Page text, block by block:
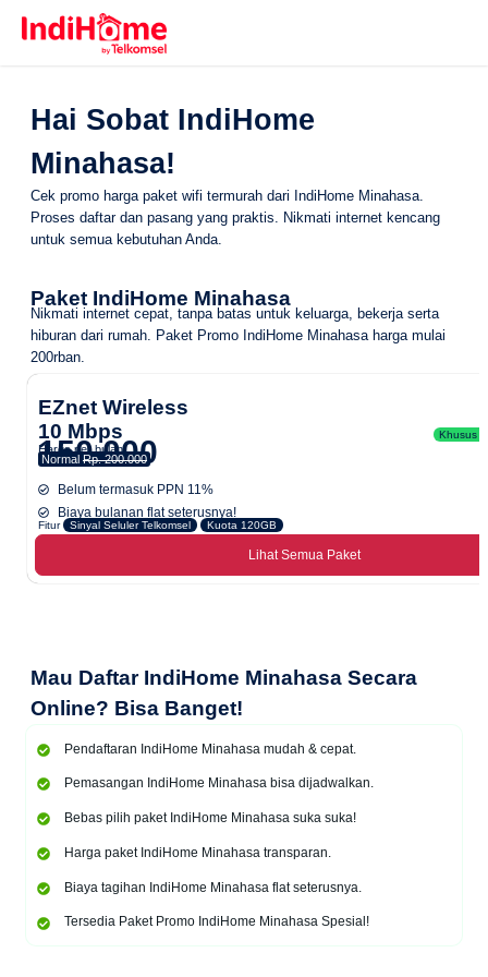
Hai Sobat IndiHome
Minahasa!
Cek promo harga paket wifi termurah dari IndiHome Minahasa.
Proses daftar dan pasang yang praktis. Nikmati internet kencang
untuk semua kebutuhan Anda.
Paket IndiHome Minahasa
Nikmati internet cepat, tanpa batas untuk keluarga, bekerja serta
hiburan dari rumah. Paket Promo IndiHome Minahasaharga mulai
200rban.
EZnet Wireless
10 Mbps
Harga per bulan
150.000
Normal Rp. 200.000
Khusus
Belum termasuk PPN 11%
Biaya bulanan flat seterusnya!
Fitur Sinyal Seluler Telkomsel Kuota 120GB
Lihat Semua Paket
Mau Daftar IndiHome Minahasa Secara
Online? Bisa Banget!
Pendaftaran IndiHome Minahasa mudah & cepat.
Pemasangan IndiHome Minahasa bisa dijadwalkan.
Bebas pilih paket IndiHome Minahasa suka suka!
Harga paket IndiHome Minahasa transparan.
Biaya tagihan IndiHome Minahasa flat seterusnya.
Tersedia Paket Promo IndiHome Minahasa Spesial!